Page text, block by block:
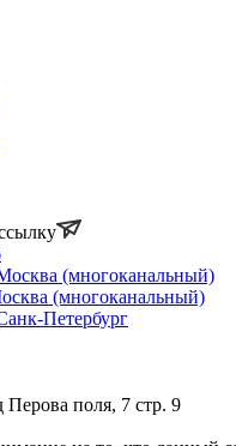
(многоканальный)
(многоканальный)
Петербург
Перова поля, 7 стр. 9